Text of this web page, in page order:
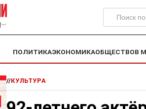
﹀
ПОЛИТИКАЭКОНОМИКАОБЩЕСТВОВ
//КУЛЬТУРА